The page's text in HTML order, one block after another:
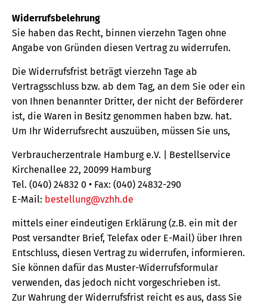
Widerrufsbelehrung
Sie haben das Recht, binnen vierzehn Tagen ohne
Angabe von Gründen diesen Vertrag zu widerrufen.
Die Widerrufsfrist beträgt vierzehn Tage ab
Vertragsschluss bzw. ab dem Tag, an dem Sie oder ein
von Ihnen benannter Dritter, der nicht der Beförderer
ist, die Waren in Besitz genommen haben bzw. hat.
Um Ihr Widerrufsrecht auszuüben, müssen Sie uns,
Verbraucherzentrale Hamburg e.V. | Bestellservice
Kirchenallee 22, 20099 Hamburg
Tel. (040) 24832 0 • Fax: (040) 24832-290
E-Mail: bestellung@vzhh.de
mittels einer eindeutigen Erklärung (z.B. ein mit der
Post versandter Brief, Telefax oder E-Mail) über Ihren
Entschluss, diesen Vertrag zu widerrufen, informieren.
Sie können dafür das Muster-Widerrufsformular
verwenden, das jedoch nicht vorgeschrieben ist.
Zur Wahrung der Widerrufsfrist reicht es aus, dass Sie